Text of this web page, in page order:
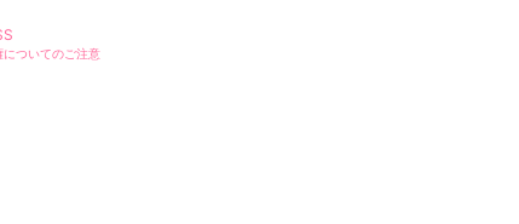
についてのご注意